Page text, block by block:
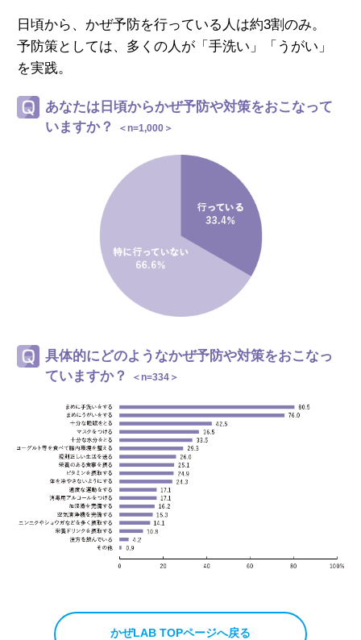
日頃から、かぜ予防を行っている人は約3割のみ。
予防策としては、多くの人が「手洗い」「うがい」
を実践。
あなたは日頃からかぜ予防や対策をおこなって
いますか？
＜n=1,000＞
具体的にどのようなかぜ予防や対策をおこなっ
ていますか？
＜n=334＞
かぜLAB TOPページへ戻る